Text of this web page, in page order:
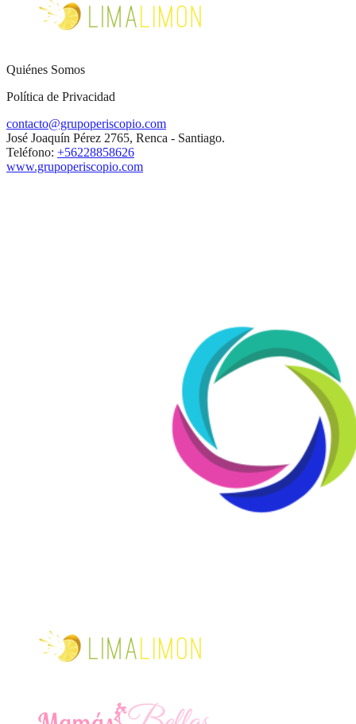
Quiénes Somos
Política de Privacidad
contacto@grupoperiscopio.com
José Joaquín Pérez 2765, Renca - Santiago.
Teléfono: +56228858626
www.grupoperiscopio.com